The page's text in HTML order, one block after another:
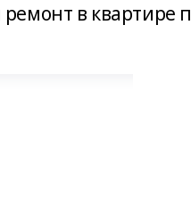
ремонт в квартире